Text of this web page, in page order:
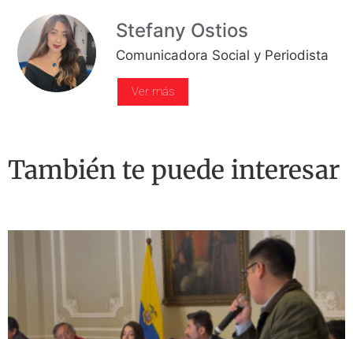
Stefany Ostios
Comunicadora Social y Periodista
Ver más
También te puede interesar